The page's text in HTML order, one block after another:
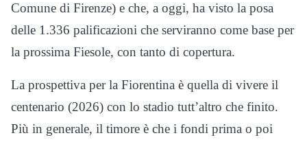
Comune di Firenze) e che, a oggi, ha visto la posa
delle 1.336 palificazioni che serviranno come base per
la prossima Fiesole, con tanto di copertura.
La prospettiva per la Fiorentina è quella di vivere il
centenario (2026) con lo stadio tutt’altro che finito.
Più in generale, il timore è che i fondi prima o poi